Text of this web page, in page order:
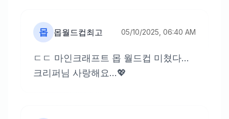
몹 몹월드컵최고 05/10/2025, 06:40 AM
ㄷㄷ 마인크래프트 몹 월드컵 미쳤다...
크리퍼님 사랑해요...💖